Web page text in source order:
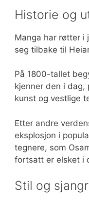
Historie og
Manga har røtter i
seg tilbake til
På 1800-tallet
kjenner den i dag,
kunst og vestlige
Etter andre
eksplosjon i
tegnere, som
fortsatt er elsket i
Stil og